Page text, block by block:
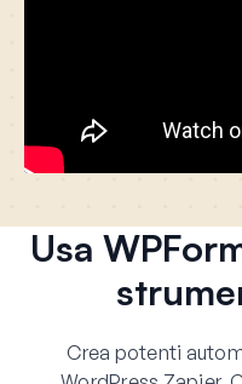
Usa
Crea potenti